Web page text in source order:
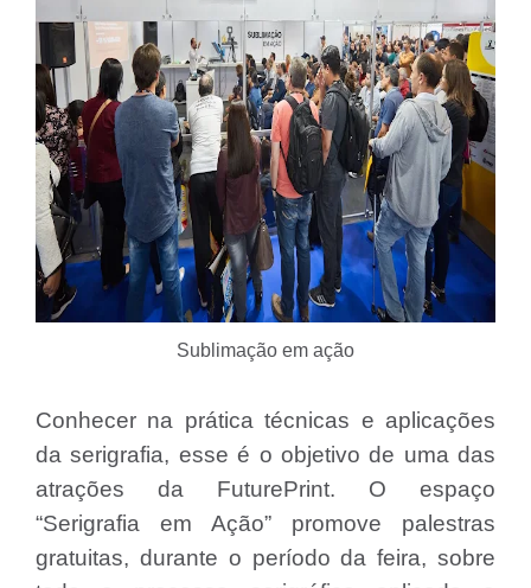
Sublimação em ação
Conhecer na prática técnicas e aplicações
da serigrafia, esse é o objetivo de uma das
atrações da FuturePrint. O espaço
“Serigrafia em Ação” promove palestras
gratuitas, durante o período da feira, sobre